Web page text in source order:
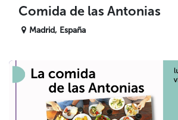
Comida de las Antonias
Madrid, España